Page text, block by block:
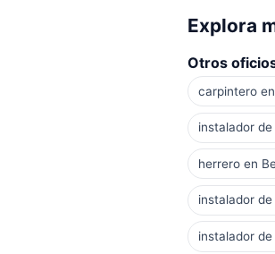
Explora
Otros
carpintero
instalador
herrero en
instalador
instalador